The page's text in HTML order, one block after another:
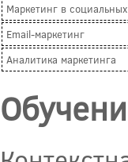
Маркетинг в
Email-маркетинг
Аналитика маркетинга